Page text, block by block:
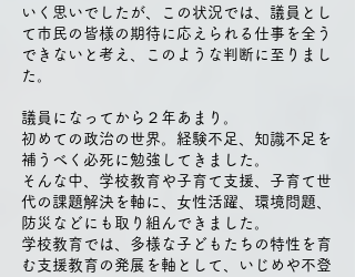
いく思いでしたが、この状況では、議員とし
て市民の皆様の期待に応えられる仕事を全う
できないと考え、このような判断に至りまし
た。
議員になってから２年あまり。
初めての政治の世界。経験不足、知識不足を
補うべく必死に勉強してきました。
そんな中、学校教育や子育て支援、子育て世
代の課題解決を軸に、女性活躍、環境問題、
防災などにも取り組んできました。
学校教育では、多様な子どもたちの特性を育
む支援教育の発展を軸として、いじめや不登